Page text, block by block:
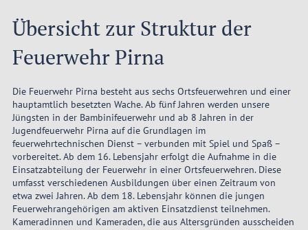
Übersicht zur Struktur der
Feuerwehr Pirna
Die Feuerwehr Pirna besteht aus sechs Ortsfeuerwehren und einer
hauptamtlich besetzten Wache. Ab fünf Jahren werden unsere
Jüngsten in der Bambinifeuerwehr und ab 8 Jahren in der
Jugendfeuerwehr Pirna auf die Grundlagen im
feuerwehrtechnischen Dienst – verbunden mit Spiel und Spaß –
vorbereitet. Ab dem 16. Lebensjahr erfolgt die Aufnahme in die
Einsatzabteilung der Feuerwehr in einer Ortsfeuerwehren. Diese
umfasst verschiedenen Ausbildungen über einen Zeitraum von
etwa zwei Jahren. Ab dem 18. Lebensjahr können die jungen
Feuerwehrangehörigen am aktiven Einsatzdienst teilnehmen.
Kameradinnen und Kameraden, die aus Altersgründen ausscheiden